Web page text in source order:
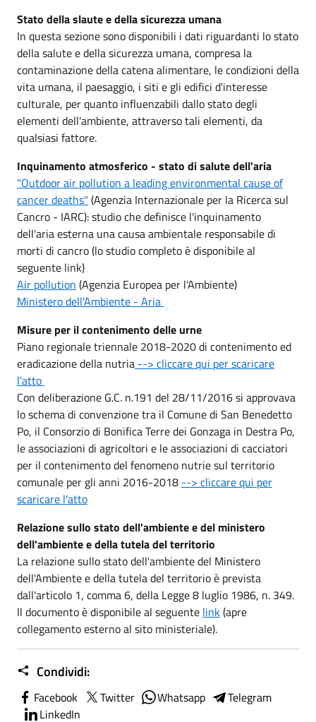
Stato della slaute e della sicurezza umana
In questa sezione sono disponibili i dati riguardanti lo stato
della salute e della sicurezza umana, compresa la
contaminazione della catena alimentare, le condizioni della
vita umana, il paesaggio, i siti e gli edifici d'interesse
culturale, per quanto influenzabili dallo stato degli
elementi dell'ambiente, attraverso tali elementi, da
qualsiasi fattore.
Inquinamento atmosferico - stato di salute dell'aria
"Outdoor air pollution a leading environmental cause of
cancer deaths" (Agenzia Internazionale per la Ricerca sul
Cancro - IARC): studio che definisce l'inquinamento
dell'aria esterna una causa ambientale responsabile di
morti di cancro (lo studio completo è disponibile al
seguente link)
Air pollution (Agenzia Europea per l'Ambiente)
Ministero dell'Ambiente - Aria
Misure per il contenimento delle urne
Piano regionale triennale 2018-2020 di contenimento ed
eradicazione della nutria --> cliccare qui per scaricare
l'atto
Con deliberazione G.C. n.191 del 28/11/2016 si approvava
lo schema di convenzione tra il Comune di San Benedetto
Po, il Consorzio di Bonifica Terre dei Gonzaga in Destra Po,
le associazioni di agricoltori e le associazioni di cacciatori
per il contenimento del fenomeno nutrie sul territorio
comunale per gli anni 2016-2018 --> cliccare qui per
scaricare l'atto
Relazione sullo stato dell'ambiente e del ministero
dell'ambiente e della tutela del territorio
La relazione sullo stato dell'ambiente del Ministero
dell'Ambiente e della tutela del territorio è prevista
dall'articolo 1, comma 6, della Legge 8 luglio 1986, n. 349.
Il documento è disponibile al seguente link(apre
collegamento esterno al sito ministeriale).
Condividi:
Facebook Twitter Whatsapp
Telegram
LinkedIn